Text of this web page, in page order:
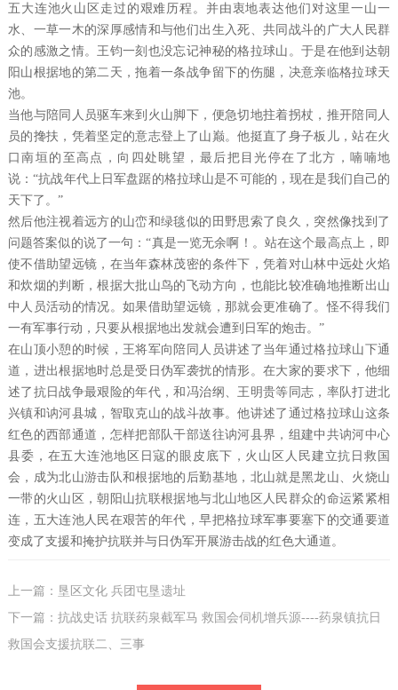
五大连池火山区走过的艰难历程。并由衷地表达他们对这里一山一
水、一草一木的深厚感情和与他们出生入死、共同战斗的广大人民群
众的感激之情。王钧一刻也没忘记神秘的格拉球山。于是在他到达朝
阳山根据地的第二天，拖着一条战争留下的伤腿，决意亲临格拉球天
池。
当他与陪同人员驱车来到火山脚下，便急切地拄着拐杖，推开陪同人
员的搀扶，凭着坚定的意志登上了山巅。他挺直了身子板儿，站在火
口南垣的至高点，向四处眺望，最后把目光停在了北方，喃喃地
说：“抗战年代上日军盘踞的格拉球山是不可能的，现在是我们自己的
天下了。”
然后他注视着远方的山峦和绿毯似的田野思索了良久，突然像找到了
问题答案似的说了一句：“真是一览无余啊！。站在这个最高点上，即
使不借助望远镜，在当年森林茂密的条件下，凭着对山林中远处火焰
和炊烟的判断，根据大批山鸟的飞动方向，也能比较准确地推断出山
中人员活动的情况。如果借助望远镜，那就会更准确了。怪不得我们
一有军事行动，只要从根据地出发就会遭到日军的炮击。”
在山顶小憩的时候，王将军向陪同人员讲述了当年通过格拉球山下通
道，进出根据地时总是受日伪军袭扰的情形。在大家的要求下，他细
述了抗日战争最艰险的年代，和冯治纲、王明贵等同志，率队打进北
兴镇和讷河县城，智取克山的战斗故事。他讲述了通过格拉球山这条
红色的西部通道，怎样把部队干部送往讷河县界，组建中共讷河中心
县委，在五大连池地区日寇的眼皮底下，火山区人民建立抗日救国
会，成为北山游击队和根据地的后勤基地，北山就是黑龙山、火烧山
一带的火山区，朝阳山抗联根据地与北山地区人民群众的命运紧紧相
连，五大连池人民在艰苦的年代，早把格拉球军事要塞下的交通要道
变成了支援和掩护抗联并与日伪军开展游击战的红色大通道。
上一篇：垦区文化 兵团屯垦遗址
下一篇：抗战史话 抗联药泉截军马 救国会伺机增兵源----药泉镇抗日
救国会支援抗联二、三事